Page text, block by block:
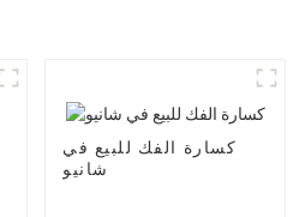
كسارة الفك للبيع في
شانيو